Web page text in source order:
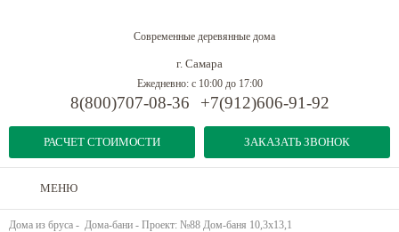
Современные деревянные дома
г. Самара
РАСЧЕТ СТОИМОСТИ
Ежедневно: с 10:00 до 17:00
8(800)707-08-36 +7(912)606-91-92
ЗАКАЗАТЬ ЗВОНОК
МЕНЮ
Дома из бруса - Дома-бани - Проект: №88 Дом-баня 10,3х13,1